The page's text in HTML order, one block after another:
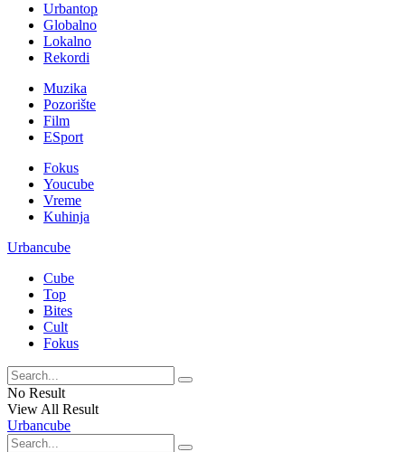
Urbantop
Globalno
Lokalno
Rekordi
Muzika
Pozorište
Film
ESport
Fokus
Youcube
Vreme
Kuhinja
Urbancube
Cube
Top
Bites
Cult
Fokus
No Result
View All Result
Urbancube